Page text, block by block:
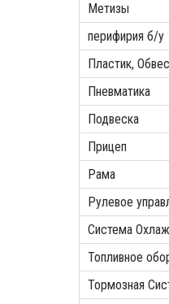
Метизы
перифирия б/у
Пластик,
Пневматика
Подвеска
Прицеп
Рама
Рулевое
Система
Топливное
Тормозная